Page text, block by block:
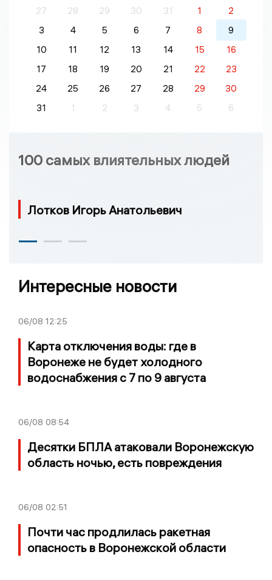
27 28 29 30 31 1
2
3
4 5 6 7 8
9
10
11 12 13 14 15
16
17
18 19 20 21 22
23
24
25 26 27 28 29
30
31
1 2 3 4 5 6
100 самых влиятельных людей
Лотков Игорь Анатольевич
Интересные новости
06/08 12:25
Карта отключения воды: где в
Воронеже не будет холодного
водоснабжения с 7 по 9 августа
06/08 08:54
Десятки БПЛА атаковали Воронежскую
область ночью, есть повреждения
06/08 02:51
Почти час продлилась ракетная
опасность в Воронежской области